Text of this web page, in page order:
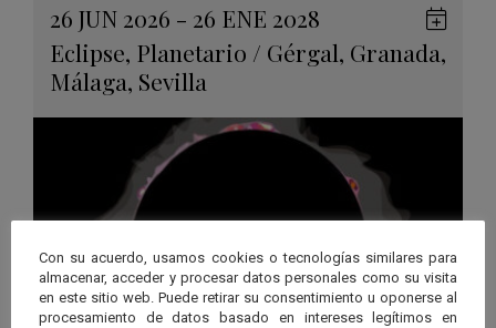
26 JUN 2026 - 26 ENE 2028
Eclipse, Planetario / Gérgal, Granada,
Málaga, Sevilla
en
Con su acuerdo, usamos cookies o tecnologías similares para
almacenar, acceder y procesar datos personales como su visita
en este sitio web. Puede retirar su consentimiento u oponerse al
procesamiento de datos basado en intereses legítimos en